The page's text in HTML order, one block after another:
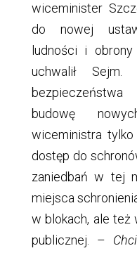
wiceminister
do nowej
ludności i
uchwalił
budowę
wiceministra
dostęp do
zaniedbań w tej
miejsca
w blokach, ale też
publicznej. –